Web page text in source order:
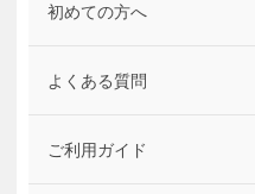
初めての方へ
よくある質問
ご利用ガイド